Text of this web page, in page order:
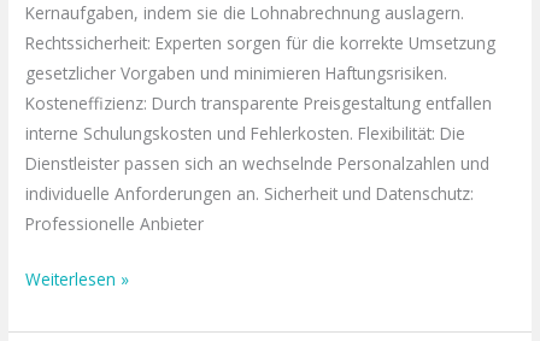
Kernaufgaben, indem sie die Lohnabrechnung auslagern.
Rechtssicherheit: Experten sorgen für die korrekte Umsetzung
gesetzlicher Vorgaben und minimieren Haftungsrisiken.
Kosteneffizienz: Durch transparente Preisgestaltung entfallen
interne Schulungskosten und Fehlerkosten. Flexibilität: Die
Dienstleister passen sich an wechselnde Personalzahlen und
individuelle Anforderungen an. Sicherheit und Datenschutz:
Professionelle Anbieter
Weiterlesen »